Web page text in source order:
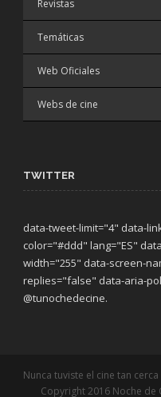
Revistas
Temáticas
Web Oficiales
Webs de cine
TWITTER
data-tweet-limit="4" data-
color="#ddd" lang="ES"
width="255" data-screen-
replies="false" data-aria-
@tunochedecine.
Nunca tuviste el cine tan cerca
Copyright 2016 Noche